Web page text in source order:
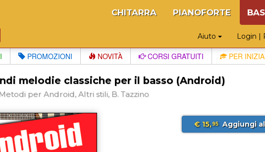
CHITARRA PIANOFORTE
Aiuto Login |
PROMOZIONI NOVITÀ CORSI GRATUITI PER
melodie classiche per il basso (Android)
per Android, Altri stili, B. Tazzino
€ 15,95 Aggiungi